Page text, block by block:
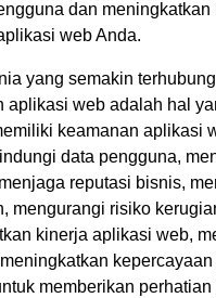
dan meningkatkan
web Anda.
yang semakin
aplikasi web adalah hal
keamanan aplikasi
data pengguna,
reputasi bisnis,
mengurangi risiko
kinerja aplikasi web,
memberikan